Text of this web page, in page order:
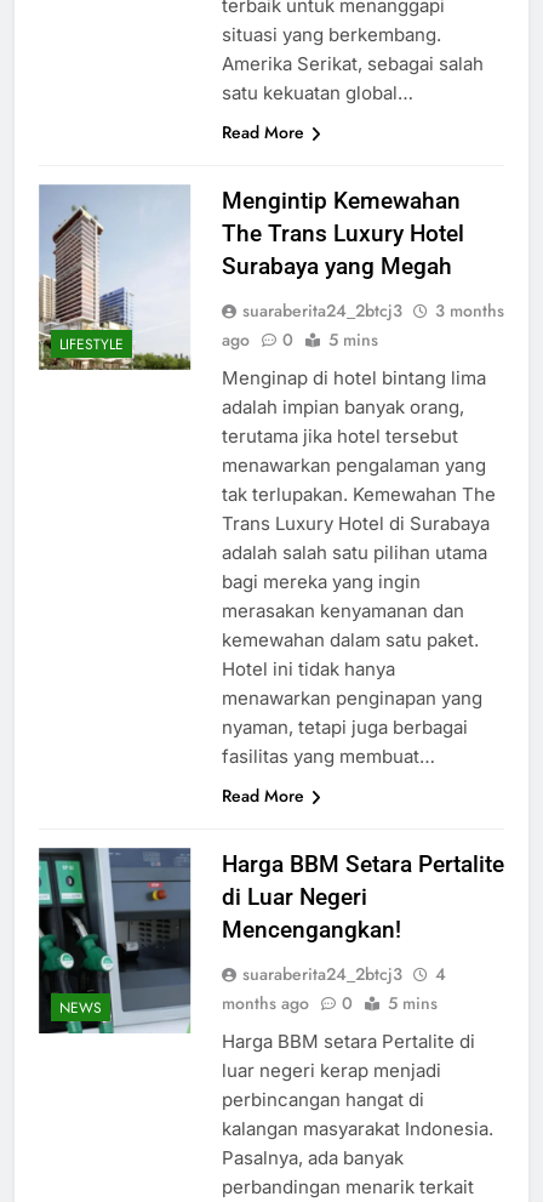
terbaik untuk menanggapi
situasi yang berkembang.
Amerika Serikat, sebagai salah
satu kekuatan global…
Read More
LIFESTYLE
Mengintip Kemewahan
The Trans Luxury Hotel
Surabaya yang Megah
suaraberita24_2btcj3
3 months
ago
0 5 mins
Menginap di hotel bintang lima
adalah impian banyak orang,
terutama jika hotel tersebut
menawarkan pengalaman yang
tak terlupakan. Kemewahan The
Trans Luxury Hotel di Surabaya
adalah salah satu pilihan utama
bagi mereka yang ingin
merasakan kenyamanan dan
kemewahan dalam satu paket.
Hotel ini tidak hanya
menawarkan penginapan yang
nyaman, tetapi juga berbagai
fasilitas yang membuat…
Read More
NEWS
Harga BBM Setara Pertalite
di Luar Negeri
Mencengangkan!
suaraberita24_2btcj3
4
months ago
0 5 mins
Harga BBM setara Pertalite di
luar negeri kerap menjadi
perbincangan hangat di
kalangan masyarakat Indonesia.
Pasalnya, ada banyak
perbandingan menarik terkait